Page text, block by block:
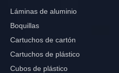
Láminas de aluminio
Boquillas
Cartuchos de cartón
Cartuchos de plástico
Cubos de plástico